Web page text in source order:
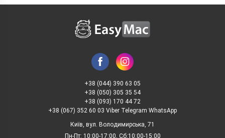
+38 (044) 390 63 05
+38 (050) 305 35 54
+38 (093) 170 44 72
+38 (067) 352 60 03 Viber Telegram WhatsApp
Київ, вул. Володимирська, 71
Пн-Пт: 10:00-17:00, Сб:10:00-15:00